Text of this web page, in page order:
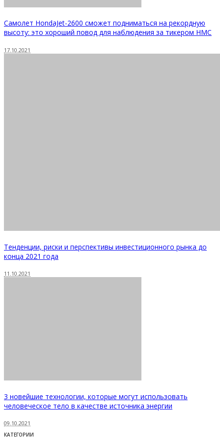
Самолет HondaJet-2600 сможет подниматься на рекордную
высоту: это хороший повод для наблюдения за тикером HMC
17.10.2021
Тенденции, риски и перспективы инвестиционного рынка до
конца 2021 года
11.10.2021
3 новейшие технологии, которые могут использовать
человеческое тело в качестве источника энергии
09.10.2021
КАТЕГОРИИ